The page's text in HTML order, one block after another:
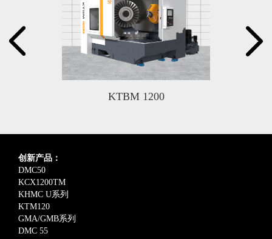
KTBM 1200
创新产品：
DMC50
KCX1200TM
KHMC U系列
KTM120
GMA/GMB系列
DMC 55